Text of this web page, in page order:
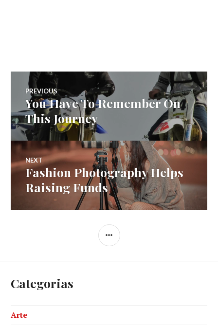
Navegação
de
Post
PREVIOUS
Previous
post:
You Have To Remember On
This Journey
NEXT
Next
post:
Fashion Photography Helps
Raising Funds
SIDEBAR
Categorias
Arte